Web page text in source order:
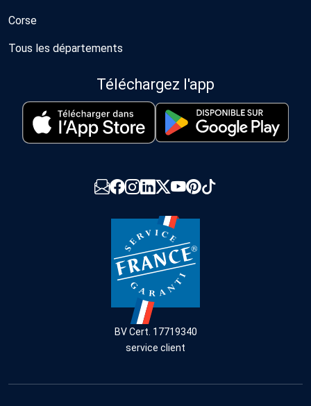
Corse
Tous les départements
Téléchargez l'app
BV Cert. 17719340
service client